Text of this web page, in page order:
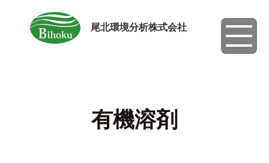
尾北環境分析株式会社
toggle
有機溶剤